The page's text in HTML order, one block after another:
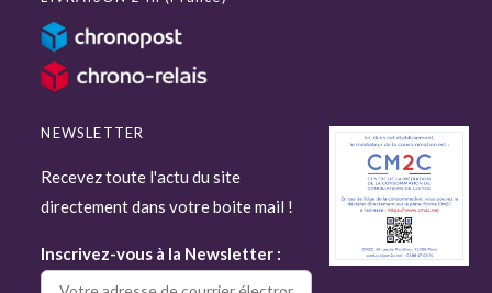
NEWSLETTER
Recevez toute l'actu du site
directement dans votre boite mail !
Inscrivez-vous à la Newsletter :